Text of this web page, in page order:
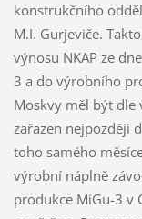
konstrukčního
M.I. Gurjeviče.
výnosu NKAP ze
3 a do výrobního
Moskvy měl být dle
zařazen nejpozději
toho samého
výrobní náplně
produkce MiGu-3 v